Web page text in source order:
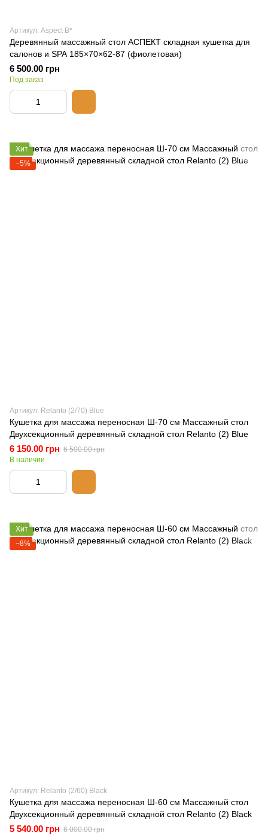
Артикул: Aspect B*
Деревянный массажный стол АСПЕКТ складная кушетка для
салонов и SPA 185×70×62-87 (фиолетовая)
6 500.00 грн
Под заказ
Хит
−5%
Артикул: Relanto (2/70) Blue
Кушетка для массажа переносная Ш-70 см Массажный стол
Двухсекционный деревянный складной стол Relanto (2) Blue
6 150.00 грн 6 500.00 грн
В наличии
Хит
−8%
Артикул: Relanto (2/60) Black
Кушетка для массажа переносная Ш-60 см Массажный стол
Двухсекционный деревянный складной стол Relanto (2) Black
5 540.00 грн 6 000.00 грн